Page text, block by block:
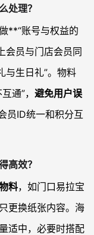
处理？
**“账号与权益的
会员与门店会员同
与生日礼”。物料
通”， 避免用户误
员ID统一和积分互
高效？
料，如门口易拉宝
更换纸张内容。海
适中，必要时搭配